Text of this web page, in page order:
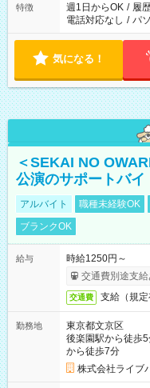
特徴 週1日からOK / 履
電話対応なし / パ
気になる！
＜SEKAI NO
公演のサポートバイ
アルバイト 職種未経験OK
ブランクOK
給与
時給1250円～
交通費別途支給
交通費 支給（規定
勤務地
東京都文京区
後楽園駅から徒歩
から徒歩7分
株式会社ライブ